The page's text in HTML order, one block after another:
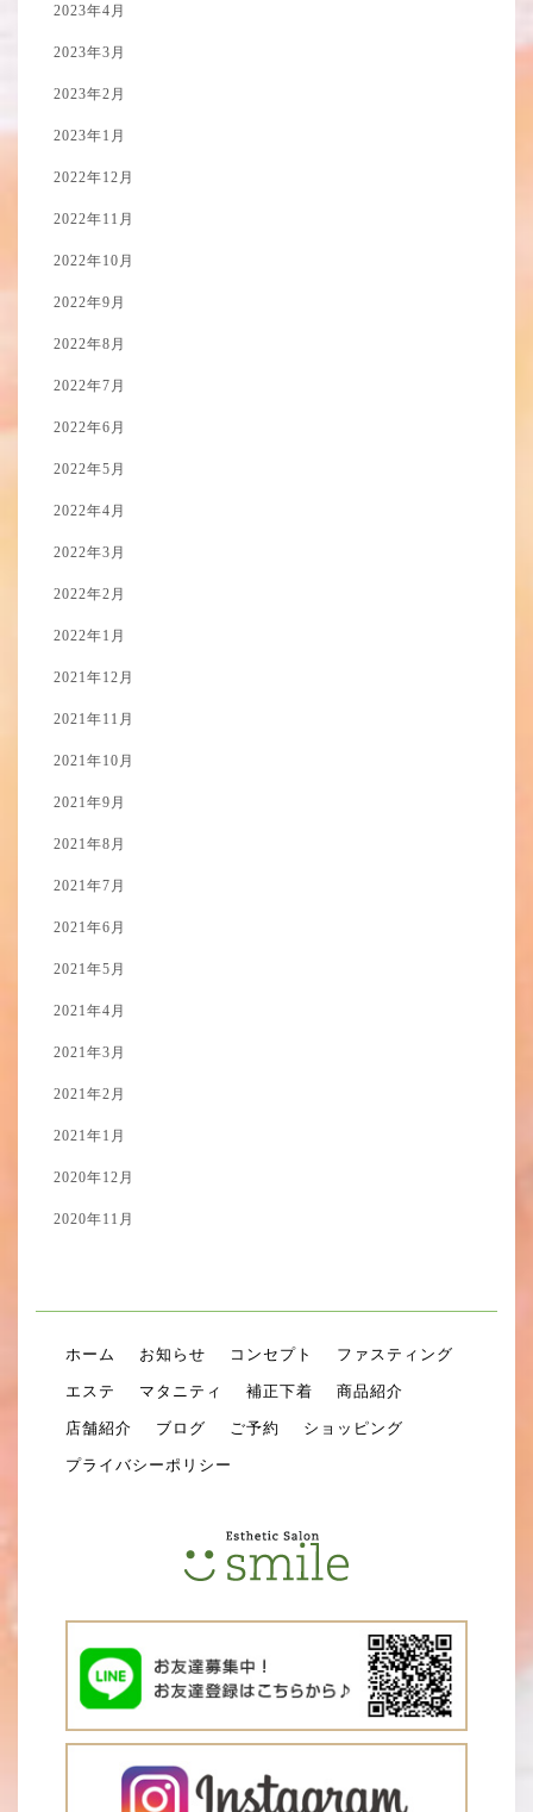
2023年4月
2023年3月
2023年2月
2023年1月
2022年12月
2022年11月
2022年10月
2022年9月
2022年8月
2022年7月
2022年6月
2022年5月
2022年4月
2022年3月
2022年2月
2022年1月
2021年12月
2021年11月
2021年10月
2021年9月
2021年8月
2021年7月
2021年6月
2021年5月
2021年4月
2021年3月
2021年2月
2021年1月
2020年12月
2020年11月
ホーム お知らせ コンセプト ファスティング
エステ マタニティ 補正下着 商品紹介
店舗紹介 ブログ ご予約 ショッピング
プライバシーポリシー